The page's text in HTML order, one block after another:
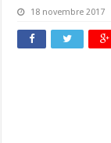
18 novembre 2017